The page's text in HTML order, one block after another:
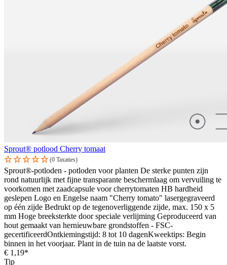
Sprout® potlood Cherry tomaat
(0 Taxaties)
Sprout®-potloden - potloden voor planten De sterke punten zijn
rond natuurlijk met fijne transparante beschermlaag om vervuiling te
voorkomen met zaadcapsule voor cherrytomaten HB hardheid
geslepen Logo en Engelse naam "Cherry tomato" lasergegraveerd
op één zijde Bedrukt op de tegenoverliggende zijde, max. 150 x 5
mm Hoge breeksterkte door speciale verlijming Geproduceerd van
hout gemaakt van hernieuwbare grondstoffen - FSC-
gecertificeerdOntkiemingstijd: 8 tot 10 dagenKweektips: Begin
binnen in het voorjaar. Plant in de tuin na de laatste vorst.
€ 1,19*
Tip